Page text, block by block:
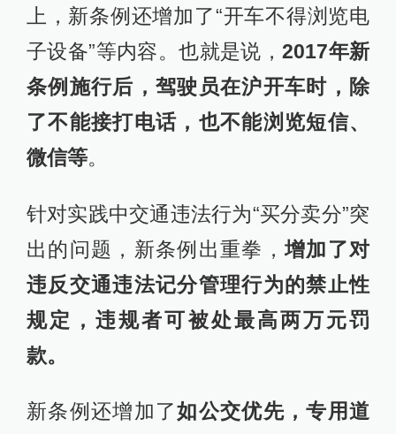
上，新条例还增加了“开车不得浏览电
子设备”等内容。也就是说，2017年新
条例施行后，驾驶员在沪开车时，除
了不能接打电话，也不能浏览短信、
微信等。
针对实践中交通违法行为“买分卖分”突
出的问题，新条例出重拳，增加了对
违反交通违法记分管理行为的禁止性
规定，违规者可被处最高两万元罚
款。
新条例还增加了如公交优先，专用道